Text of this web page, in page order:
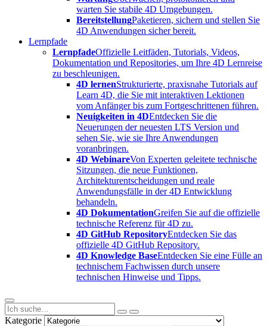
warten Sie stabile 4D Umgebungen.
BereitstellungPaketieren, sichern und stellen Sie
4D Anwendungen sicher bereit.
Lernpfade
LernpfadeOffizielle Leitfäden, Tutorials, Videos,
Dokumentation und Repositories, um Ihre 4D Lernreise
zu beschleunigen.
4D lernenStrukturierte, praxisnahe Tutorials auf
Learn 4D, die Sie mit interaktiven Lektionen
vom Anfänger bis zum Fortgeschrittenen führen.
Neuigkeiten in 4DEntdecken Sie die
Neuerungen der neuesten LTS Version und
sehen Sie, wie sie Ihre Anwendungen
voranbringen.
4D WebinareVon Experten geleitete technische
Sitzungen, die neue Funktionen,
Architekturentscheidungen und reale
Anwendungsfälle in der 4D Entwicklung
behandeln.
4D DokumentationGreifen Sie auf die offizielle
technische Referenz für 4D zu.
4D GitHub RepositoryEntdecken Sie das
offizielle 4D GitHub Repository.
4D Knowledge BaseEntdecken Sie eine Fülle an
technischem Fachwissen durch unsere
technischen Hinweise und Tipps.
Kategorie